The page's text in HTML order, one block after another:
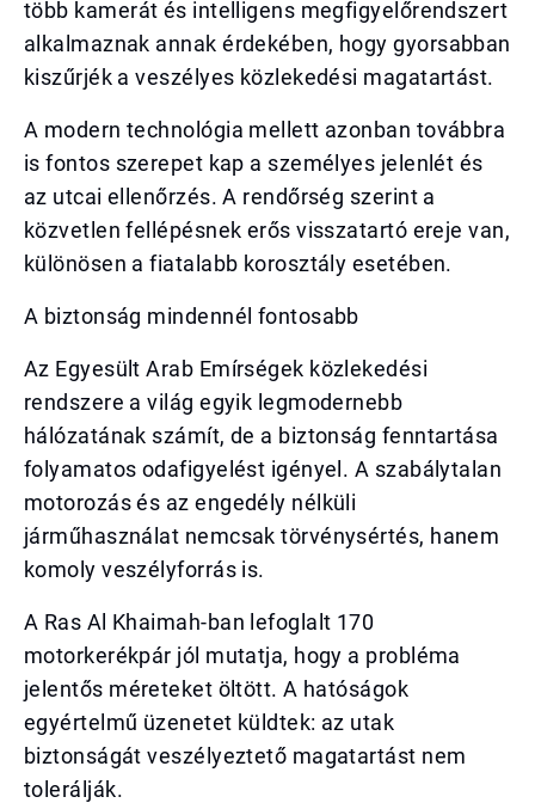
több kamerát és intelligens megfigyelőrendszert
alkalmaznak annak érdekében, hogy gyorsabban
kiszűrjék a veszélyes közlekedési magatartást.
A modern technológia mellett azonban továbbra
is fontos szerepet kap a személyes jelenlét és
az utcai ellenőrzés. A rendőrség szerint a
közvetlen fellépésnek erős visszatartó ereje van,
különösen a fiatalabb korosztály esetében.
A biztonság mindennél fontosabb
Az Egyesült Arab Emírségek közlekedési
rendszere a világ egyik legmodernebb
hálózatának számít, de a biztonság fenntartása
folyamatos odafigyelést igényel. A szabálytalan
motorozás és az engedély nélküli
járműhasználat nemcsak törvénysértés, hanem
komoly veszélyforrás is.
A Ras Al Khaimah-ban lefoglalt 170
motorkerékpár jól mutatja, hogy a probléma
jelentős méreteket öltött. A hatóságok
egyértelmű üzenetet küldtek: az utak
biztonságát veszélyeztető magatartást nem
tolerálják.